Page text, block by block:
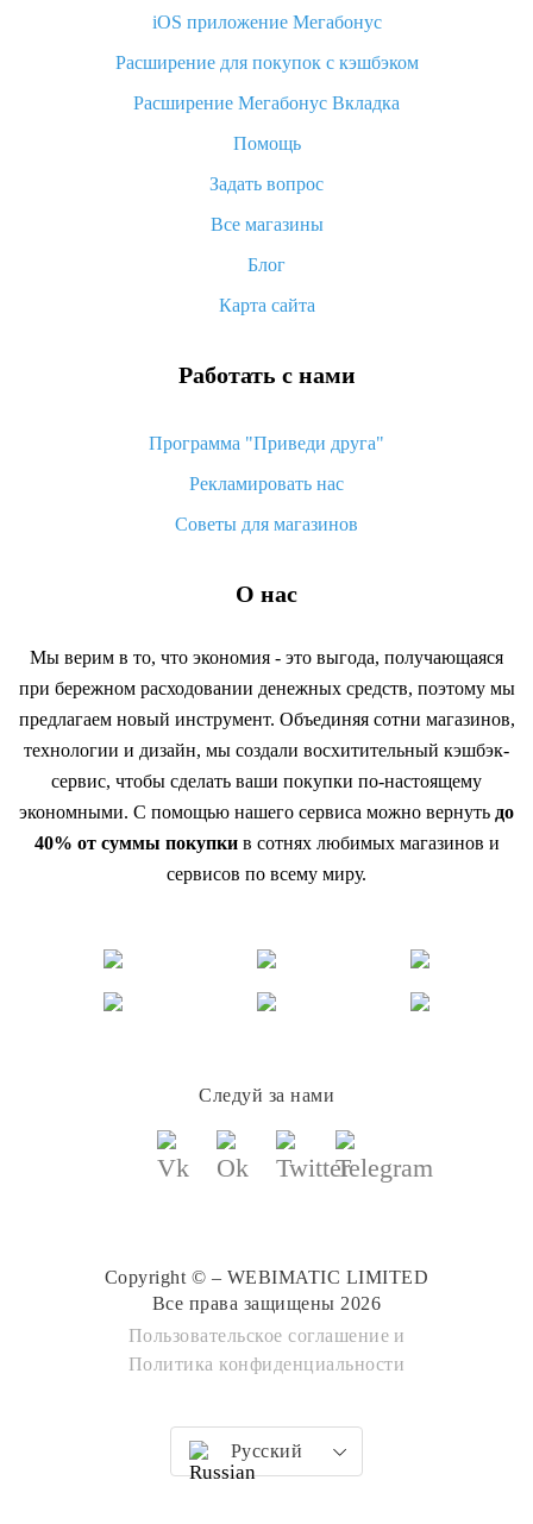
Что такое баллы на Алиэкспресс, как их получить и
«AliExpress Standard Shipping»: что это за метод доставки и
как его отслеживать
Как покупать оптом на Алиэкспресс
Что делать, если не пришел товар с Алиэкспресс
возврата денег
iOS приложение Мегабонус
Расширение для покупок с кэшбэком
Расширение Мегабонус Вкладка
Помощь
Задать вопрос
Все магазины
Блог
Карта сайта
Работать с нами
Программа "Приведи друга"
Рекламировать нас
Советы для магазинов
О нас
Мы верим в то, что экономия - это выгода, получающаяся
при бережном расходовании денежных средств, поэтому мы
предлагаем новый инструмент. Объединяя сотни магазинов,
технологии и дизайн, мы создали восхитительный кэшбэк-
сервис, чтобы сделать ваши покупки по-настоящему
экономными. С помощью нашего сервиса можно вернуть до
40% от суммы покупкив сотнях любимых магазинов и
сервисов по всему миру.
Следуй за нами
Copyright © – WEBIMATIC LIMITED
Все права защищены 2026
Пользовательское соглашение и
Политика конфиденциальности
Русский